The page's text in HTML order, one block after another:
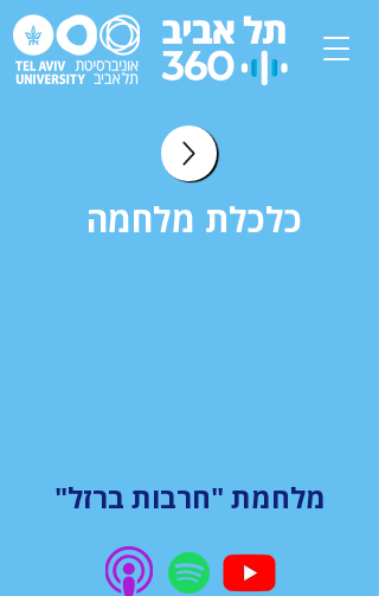
כלכלת מלחמה
מלחמת "חרבות ברזל"